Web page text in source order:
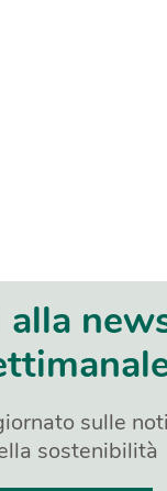
sulle
sostenibilità